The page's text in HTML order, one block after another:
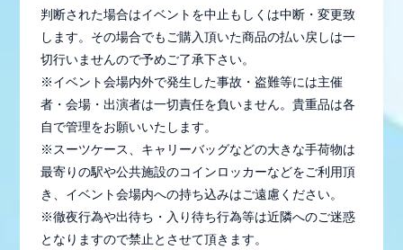
判断された場合はイベントを中止もしくは中断・変更致
します。その場合でもご購入頂いた商品の払い戻しは一
切行いませんので予めご了承下さい。
※イベント会場内外で発生した事故・盗難等には主催
者・会場・出演者は一切責任を負いません。貴重品は各
自で管理をお願いいたします。
※スーツケース、キャリーバッグなどの大きな手荷物は
最寄りの駅や公共施設のコインロッカーなどをご利用頂
き、イベント会場内への持ち込みはご遠慮ください。
※徹夜行為や出待ち・入り待ち行為等は近隣へのご迷惑
となりますので禁止とさせて頂きます。